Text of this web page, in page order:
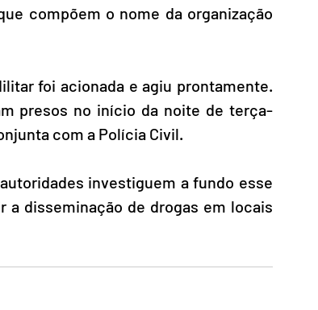
compõem o nome da organização
foi acionada e agiu prontamente.
presos no início da noite de terça-
com a Polícia Civil.
investiguem a fundo esse
a disseminação de drogas em locais